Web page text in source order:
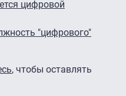
цифровой
"цифрового"
, чтобы оставлять